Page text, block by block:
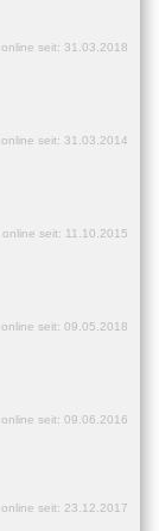
online seit: 31.03.2018
online seit: 31.03.2014
online seit: 11.10.2015
online seit: 09.05.2018
online seit: 09.06.2016
online seit: 23.12.2017